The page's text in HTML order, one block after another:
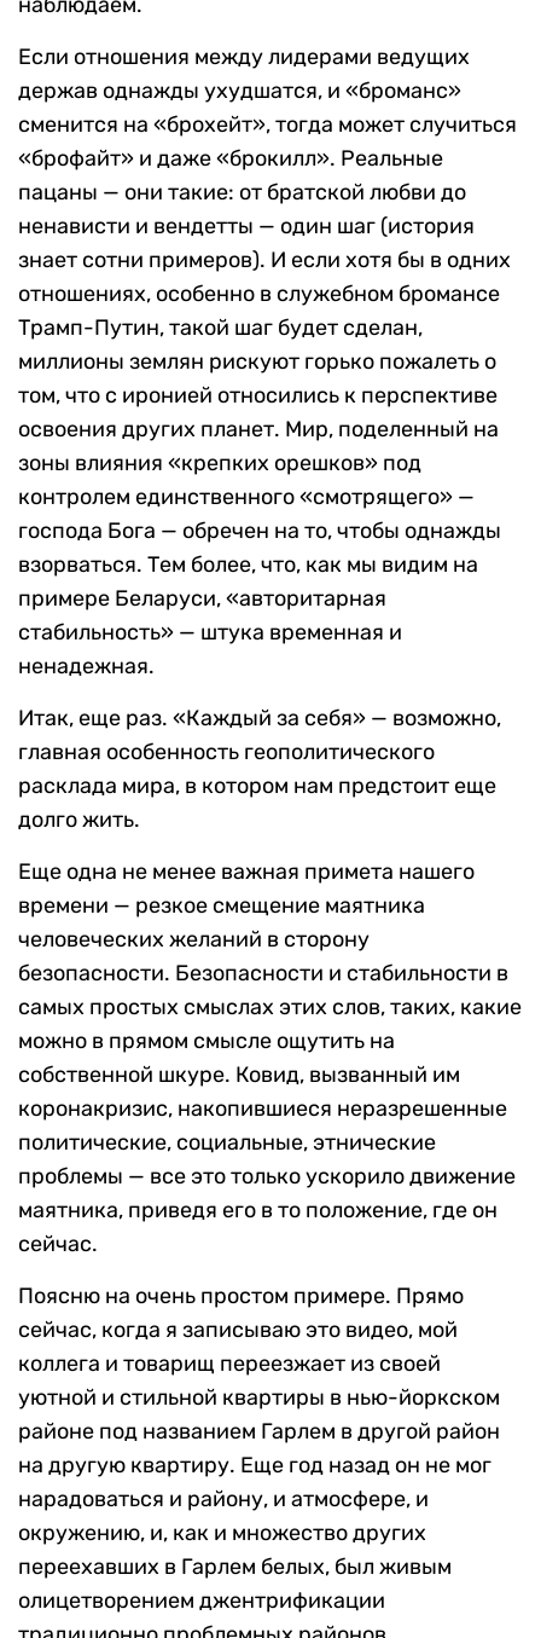
Если отношения между лидерами ведущих
держав однажды ухудшатся, и «броманс»
сменится на «брохейт», тогда может случиться
«брофайт» и даже «брокилл». Реальные
пацаны — они такие: от братской любви до
ненависти и вендетты — один шаг (история
знает сотни примеров). И если хотя бы в одних
отношениях, особенно в служебном бромансе
Трамп-Путин, такой шаг будет сделан,
миллионы землян рискуют горько пожалеть о
том, что с иронией относились к перспективе
освоения других планет. Мир, поделенный на
зоны влияния «крепких орешков» под
контролем единственного «смотрящего» —
господа Бога — обречен на то, чтобы однажды
взорваться. Тем более, что, как мы видим на
примере Беларуси, «авторитарная
стабильность» — штука временная и
ненадежная.
Итак, еще раз. «Каждый за себя» — возможно,
главная особенность геополитического
расклада мира, в котором нам предстоит еще
долго жить.
Еще одна не менее важная примета нашего
времени — резкое смещение маятника
человеческих желаний в сторону
безопасности. Безопасности и стабильности в
самых простых смыслах этих слов, таких, какие
можно в прямом смысле ощутить на
собственной шкуре. Ковид, вызванный им
коронакризис, накопившиеся неразрешенные
политические, социальные, этнические
проблемы — все это только ускорило движение
маятника, приведя его в то положение, где он
сейчас.
Поясню на очень простом примере. Прямо
сейчас, когда я записываю это видео, мой
коллега и товарищ переезжает из своей
уютной и стильной квартиры в нью-йоркском
районе под названием Гарлем в другой район
на другую квартиру. Еще год назад он не мог
нарадоваться и району, и атмосфере, и
окружению, и, как и множество других
переехавших в Гарлем белых, был живым
олицетворением джентрификации